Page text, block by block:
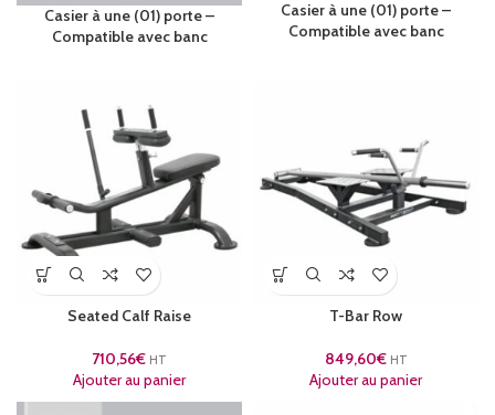
Casier à une (01) porte –
Compatible avec banc
Casier à une (01) porte –
Compatible avec banc
Seated Calf Raise
710,56€ HT
Ajouter au panier
T-Bar Row
849,60€ HT
Ajouter au panier